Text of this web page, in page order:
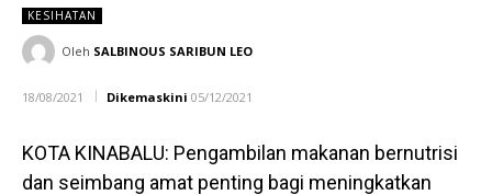
KESIHATAN
Oleh SALBINOUS SARIBUN LEO
18/08/2021 Dikemaskini 05/12/2021
KOTA KINABALU: Pengambilan makanan bernutrisi
dan seimbang amat penting bagi meningkatkan